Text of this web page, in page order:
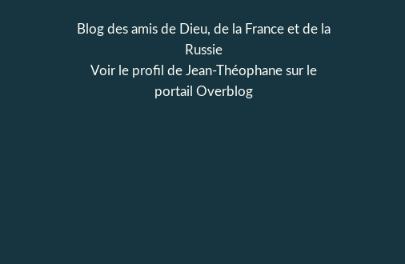
Blog des amis de Dieu, de la France et de la
Russie
Voir le profil de Jean-Théophanesur le
portail Overblog